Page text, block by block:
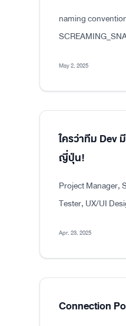
naming
May 2, 2025
ใครว่าทีม Dev
ญี่ปุ่น!
Project Manager,
Tester, UX/UI
Apr. 23, 2025
Connection